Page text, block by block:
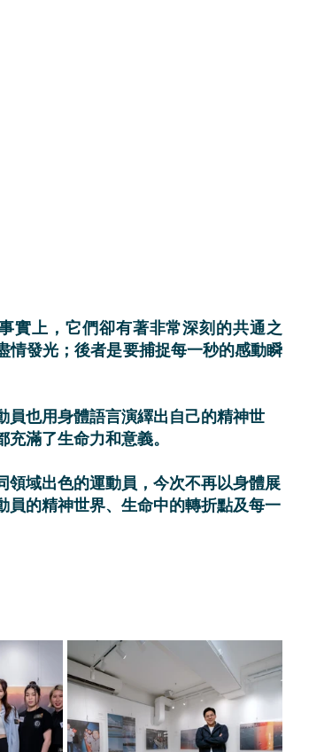
情發光；後者是要捕捉每一秒的感動瞬
員也用身體語言演繹出自己的精神世
滿了生命力和意義。
領域出色的運動員，今次不再以身體展
員的精神世界、生命中的轉折點及每一